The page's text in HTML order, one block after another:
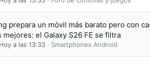
prepara un móvil más barato pero con
mejores: el Galaxy S26 FE se filtra
Hoy a las 13:33 Smartphones Android